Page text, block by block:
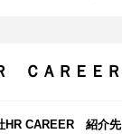
ＣＡＲＥＥＲ
HR CAREER 紹介